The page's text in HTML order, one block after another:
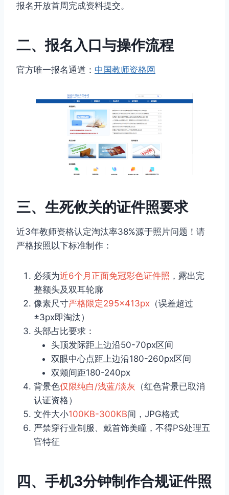
报名开放首周完成资料提交。
二、报名入口与操作流程
官方唯一报名通道： 中国教师资格网
三、生死攸关的证件照要求
近3年教师资格认定淘汰率38%源于照片问题！请
严格按照以下标准制作：
必须为近6个月正面免冠彩色证件照 ，露出完
整额头及双耳轮廓
像素尺寸严格限定295×413px （误差超过
±3px即淘汰）
头部占比要求：
头顶发际距上边沿50-70px区间
双眼中心点距上边沿180-260px区间
双颊间距180-240px
背景色仅限纯白/浅蓝/淡灰 （红色背景已取消
认证资格）
文件大小100KB-300KB间，JPG格式
严禁穿行业制服、戴首饰美瞳，不得PS处理五
官特征
四、手机3分钟制作合规证件照